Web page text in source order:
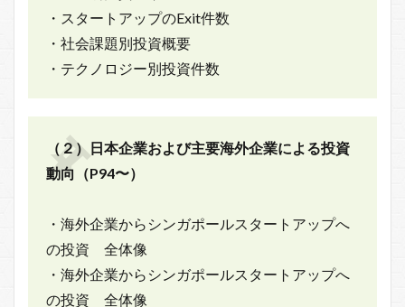
・スタートアップのExit件数
・社会課題別投資概要
・テクノロジー別投資件数
（２）日本企業および主要海外企業による投資
動向（P94〜）
・海外企業からシンガポールスタートアップへ
の投資 全体像
・海外企業からシンガポールスタートアップへ
の投資 全体像